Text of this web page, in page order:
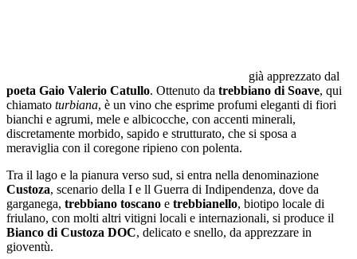
già apprezzato dal
poeta Gaio Valerio Catullo. Ottenuto da trebbiano di Soave, qui
chiamato turbiana, è un vino che esprime profumi eleganti di fiori
bianchi e agrumi, mele e albicocche, con accenti minerali,
discretamente morbido, sapido e strutturato, che si sposa a
meraviglia con il coregone ripieno con polenta.
Tra il lago e la pianura verso sud, si entra nella denominazione
Custoza, scenario della I e ll Guerra di Indipendenza, dove da
garganega, trebbiano toscano e trebbianello, biotipo locale di
friulano, con molti altri vitigni locali e internazionali, si produce il
Bianco di Custoza DOC, delicato e snello, da apprezzare in
gioventù.